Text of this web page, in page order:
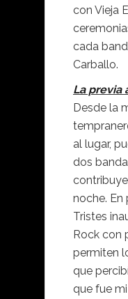
con Vieja
cada
Carballo.
La previa
Desde la
al lugar,
dos
noche. En
Tristes
Rock con
permiten
que
que fue